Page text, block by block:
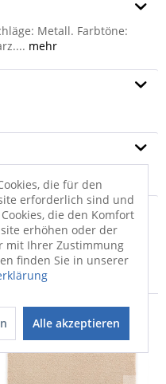
Metall. Farbtöne:
mehr
die für den
erforderlich sind und
die den Komfort
erhöhen oder der
mit Ihrer Zustimmung
finden Sie in unserer
Alle akzeptieren